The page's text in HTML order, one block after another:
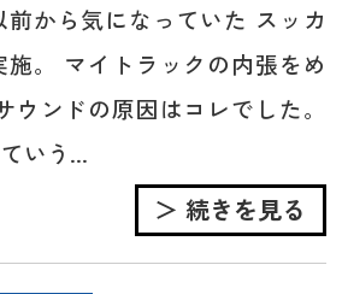
から気になっていた スッカ
。 マイトラックの内張をめ
ウンドの原因はコレでした。
いう...
＞ 続きを見る